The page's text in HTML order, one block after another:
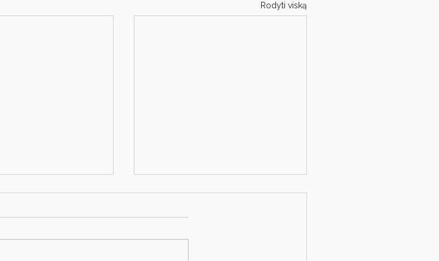
Rodyti viską